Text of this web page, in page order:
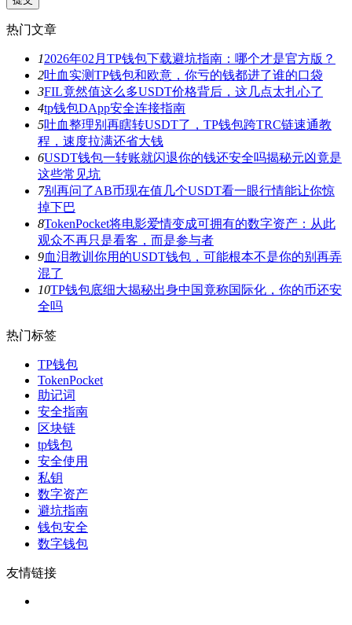
热门文章
12026年02月TP钱包下载避坑指南：哪个才是官方版？
2吐血实测TP钱包和欧意，你亏的钱都进了谁的口袋
3FIL竟然值这么多USDT价格背后，这几点太扎心了
4tp钱包DApp安全连接指南
5吐血整理别再瞎转USDT了，TP钱包跨TRC链速通教
程，速度拉满还省大钱
6USDT钱包一转账就闪退你的钱还安全吗揭秘元凶竟是
这些常见坑
7别再问了AB币现在值几个USDT看一眼行情能让你惊
掉下巴
8TokenPocket将电影爱情变成可拥有的数字资产：从此
观众不再只是看客，而是参与者
9血泪教训你用的USDT钱包，可能根本不是你的别再弄
混了
10TP钱包底细大揭秘出身中国竟称国际化，你的币还安
全吗
热门标签
TP钱包
TokenPocket
助记词
安全指南
区块链
tp钱包
安全使用
私钥
数字资产
避坑指南
钱包安全
数字钱包
友情链接